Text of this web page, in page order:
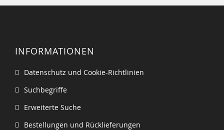
INFORMATIONEN
Datenschutz und Cookie-Richtlinien
Suchbegriffe
Erweiterte Suche
Bestellungen und Rücklieferungen